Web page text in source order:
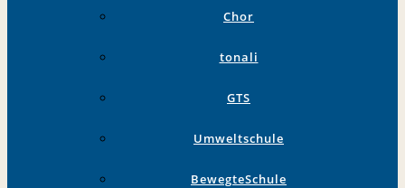
Chor
tonali
GTS
Umweltschule
BewegteSchule